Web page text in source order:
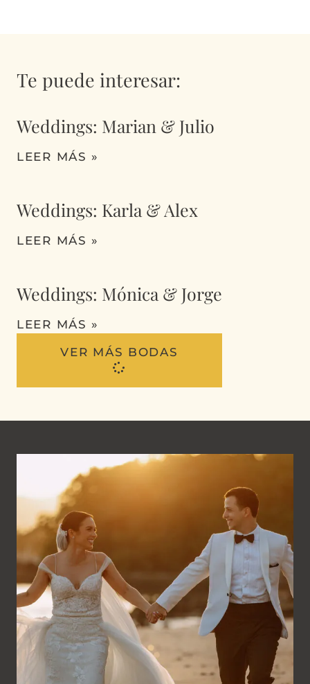
Te puede interesar:
Weddings: Marian & Julio
LEER MÁS »
Weddings: Karla & Alex
LEER MÁS »
Weddings: Mónica & Jorge
LEER MÁS »
VER MÁS BODAS